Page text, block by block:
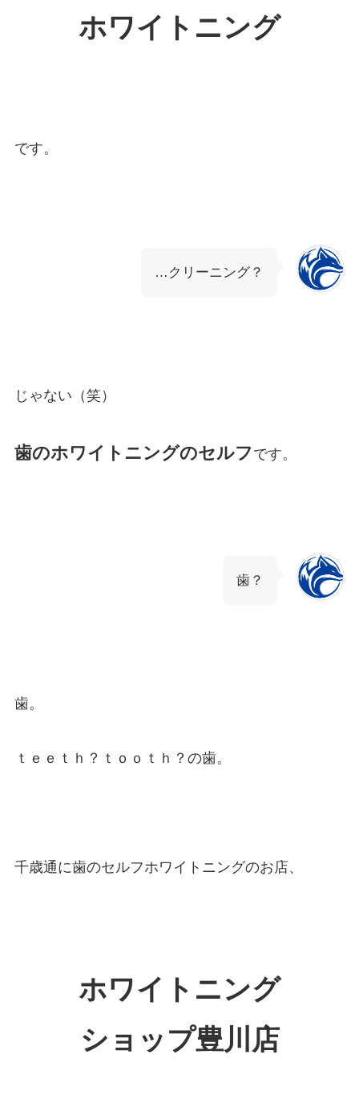
ホワイトニング
です。
…クリーニング？
じゃない（笑）
歯のホワイトニングのセルフ です。
歯？
歯。
ｔｅｅｔｈ？ｔｏｏｔｈ？の歯。
千歳通に歯のセルフホワイトニングのお店、
ホワイトニング
ショップ豊川店